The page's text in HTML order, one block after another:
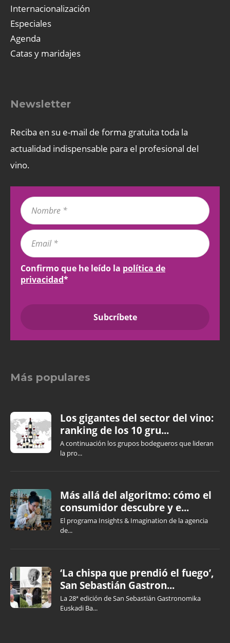
Internacionalización
Especiales
Agenda
Catas y maridajes
Newsletter
Reciba en su e-mail de forma gratuita toda la
actualidad indispensable para el profesional del
vino.
Confirmo que he leído la política de
privacidad*
Más populares
Los gigantes del sector del vino:
ranking de los 10 gru...
A continuación los grupos bodegueros que lideran
la pro...
Más allá del algoritmo: cómo el
consumidor descubre y e...
El programa Insights & Imagination de la agencia
de...
‘La chispa que prendió el fuego’,
San Sebastián Gastron...
La 28ª edición de San Sebastián Gastronomika
Euskadi Ba...